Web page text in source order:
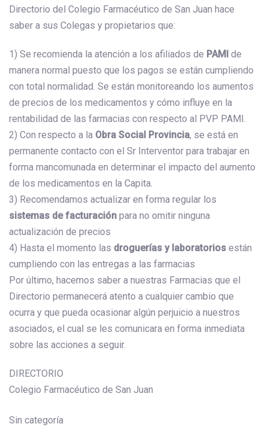
Directorio del Colegio Farmacéutico de San Juan hace
saber a sus Colegas y propietarios que:
1) Se recomienda la atención a los afiliados de PAMI de
manera normal puesto que los pagos se están cumpliendo
con total normalidad. Se están monitoreando los aumentos
de precios de los medicamentos y cómo influye en la
rentabilidad de las farmacias con respecto al PVP PAMI.
2) Con respecto a la Obra Social Provincia, se está en
permanente contacto con el Sr Interventor para trabajar en
forma mancomunada en determinar el impacto del aumento
de los medicamentos en la Capita.
3) Recomendamos actualizar en forma regular los
sistemas de facturación para no omitir ninguna
actualización de precios
4) Hasta el momento las droguerías y laboratorios están
cumpliendo con las entregas a las farmacias
Por último, hacemos saber a nuestras Farmacias que el
Directorio permanecerá atento a cualquier cambio que
ocurra y que pueda ocasionar algún perjuicio a nuestros
asociados, el cual se les comunicara en forma inmediata
sobre las acciones a seguir.
DIRECTORIO
Colegio Farmacéutico de San Juan
Sin categoría